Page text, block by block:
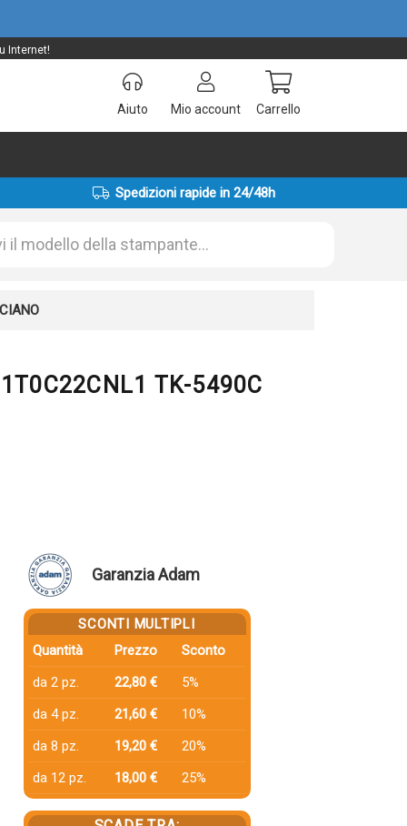
Internet!
Aiuto Mio account Carrello
Spedizioni rapide in 24/48h
TK-5490C
Garanzia Adam
SCONTI MULTIPLI
Quantità
Prezzo
Sconto
da 2 pz.
22,80 €
5%
da 4 pz.
21,60 €
10%
da 8 pz.
19,20 €
20%
da 12 pz.
18,00 € 25%